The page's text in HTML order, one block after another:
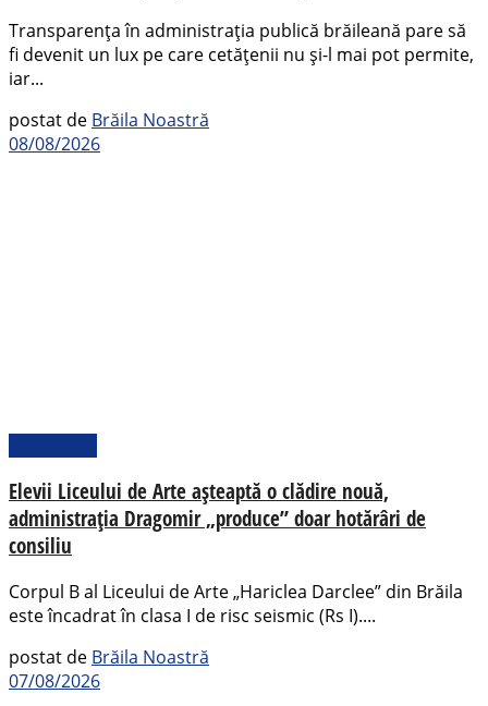
Transparența în administrația publică brăileană pare să
fi devenit un lux pe care cetățenii nu și-l mai pot permite,
iar...
postat de Brăila Noastră
08/08/2026
Elevii Liceului de Arte așteaptă o clădire nouă,
administrația Dragomir „produce” doar hotărâri de
consiliu
Corpul B al Liceului de Arte „Hariclea Darclee” din Brăila
este încadrat în clasa I de risc seismic (Rs I)....
postat de Brăila Noastră
07/08/2026